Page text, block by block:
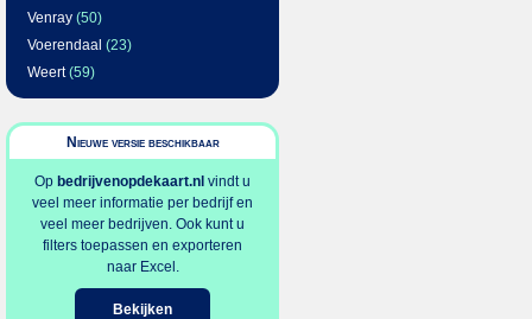
Venray (50)
Voerendaal (23)
Weert(59)
Nieuwe versie beschikbaar
Op bedrijvenopdekaart.nl vindt u
veel meer informatie per bedrijf en
veel meer bedrijven. Ook kunt u
filters toepassen en exporteren
naar Excel.
Bekijken